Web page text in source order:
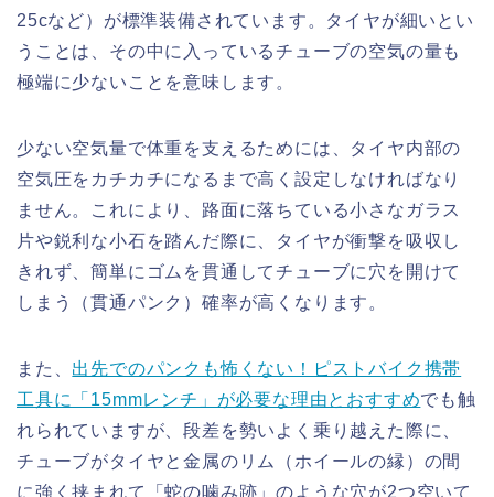
25cなど）が標準装備されています。タイヤが細いとい
うことは、その中に入っているチューブの空気の量も
極端に少ないことを意味します。
少ない空気量で体重を支えるためには、タイヤ内部の
空気圧をカチカチになるまで高く設定しなければなり
ません。これにより、路面に落ちている小さなガラス
片や鋭利な小石を踏んだ際に、タイヤが衝撃を吸収し
きれず、簡単にゴムを貫通してチューブに穴を開けて
しまう（貫通パンク）確率が高くなります。
また、 出先でのパンクも怖くない！ピストバイク携帯
工具に「15mmレンチ」が必要な理由とおすすめでも触
れられていますが、段差を勢いよく乗り越えた際に、
チューブがタイヤと金属のリム（ホイールの縁）の間
に強く挟まれて「蛇の噛み跡」のような穴が2つ空いて